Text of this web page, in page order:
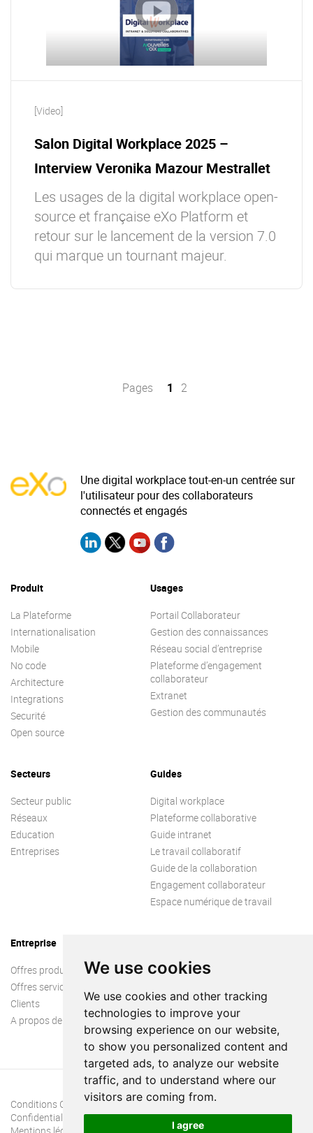
We use cookies
We use cookies and other tracking
technologies to improve your
browsing experience on our website,
to show you personalized content and
targeted ads, to analyze our website
traffic, and to understand where our
visitors are coming from.
I agree
[Video]
Salon Digital Workplace 2025 –
Interview Veronika Mazour Mestrallet
Les usages de la digital workplace open-
source et française eXo Platform et
retour sur le lancement de la version 7.0
qui marque un tournant majeur.
Pages 1 2
Une digital workplace tout-en-un centrée sur
l'utilisateur pour des collaborateurs
connectés et engagés
Produit
La Plateforme
Internationalisation
Mobile
No code
Architecture
Integrations
Securité
Open source
Usages
Portail Collaborateur
Gestion des connaissances
Réseau social d’entreprise
Plateforme d’engagement
collaborateur
Extranet
Gestion des communautés
Secteurs
Secteur public
Réseaux
Education
Entreprises
Guides
Digital workplace
Plateforme collaborative
Guide intranet
Le travail collaboratif
Guide de la collaboration
Engagement collaborateur
Espace numérique de travail
Entreprise
Offres produit
Offres services
Clients
A propos de nous
Conditions Générales
Confidentialité